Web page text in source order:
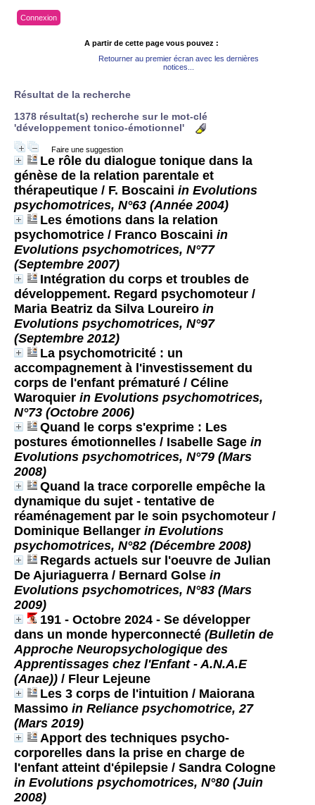
Connexion
A partir de cette page vous pouvez :
Retourner au premier écran avec les dernières
notices...
Résultat de la recherche
1378 résultat(s) recherche sur le mot-clé
'développement tonico-émotionnel'
Faire une suggestion
Le rôle du dialogue tonique dans la
génèse de la relation parentale et
thérapeutique / F. Boscaini in Evolutions
psychomotrices, N°63 (Année 2004)
Les émotions dans la relation
psychomotrice / Franco Boscaini in
Evolutions psychomotrices, N°77
(Septembre 2007)
Intégration du corps et troubles de
développement. Regard psychomoteur /
Maria Beatriz da Silva Loureiro in
Evolutions psychomotrices, N°97
(Septembre 2012)
La psychomotricité : un
accompagnement à l'investissement du
corps de l'enfant prématuré / Céline
Waroquier in Evolutions psychomotrices,
N°73 (Octobre 2006)
Quand le corps s'exprime : Les
postures émotionnelles / Isabelle Sage in
Evolutions psychomotrices, N°79 (Mars
2008)
Quand la trace corporelle empêche la
dynamique du sujet - tentative de
réaménagement par le soin psychomoteur /
Dominique Bellanger in Evolutions
psychomotrices, N°82 (Décembre 2008)
Regards actuels sur l'oeuvre de Julian
De Ajuriaguerra / Bernard Golse in
Evolutions psychomotrices, N°83 (Mars
2009)
191 - Octobre 2024 - Se développer
dans un monde hyperconnecté (Bulletin de
Approche Neuropsychologique des
Apprentissages chez l'Enfant - A.N.A.E
(Anae)) / Fleur Lejeune
Les 3 corps de l'intuition / Maiorana
Massimo in Reliance psychomotrice, 27
(Mars 2019)
Apport des techniques psycho-
corporelles dans la prise en charge de
l'enfant atteint d'épilepsie / Sandra Cologne
in Evolutions psychomotrices, N°80 (Juin
2008)